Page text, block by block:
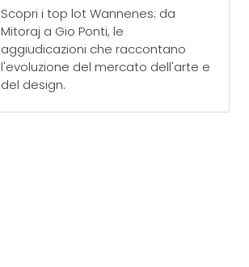
Scopri i top lot Wannenes: da
Mitoraj a Gio Ponti, le
aggiudicazioni che raccontano
l'evoluzione del mercato dell'arte e
del design.